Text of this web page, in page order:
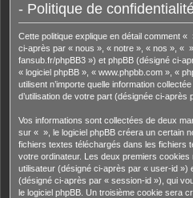
- Politique de
Cette politique explique en détail comment
ci-après par « nous », « notre », « nos », «
fansub.fr/phpBB3 ») et phpBB (désigné ci-
« logiciel phpBB », « www.phpbb.com », «
utilisent n’importe quelle information
d’utilisation de votre part (désignée ci-après
Vos informations sont collectées de deux
sur « », le logiciel phpBB créera un certain
fichiers textes téléchargés dans les fichiers
votre ordinateur. Les deux premiers cookies
utilisateur (désigné ci-après par « user-id »)
(désigné ci-après par « session-id »), qui
le logiciel phpBB. Un troisième cookie sera